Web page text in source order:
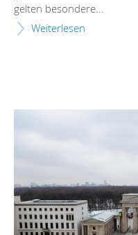
gelten besondere...
Weiterlesen